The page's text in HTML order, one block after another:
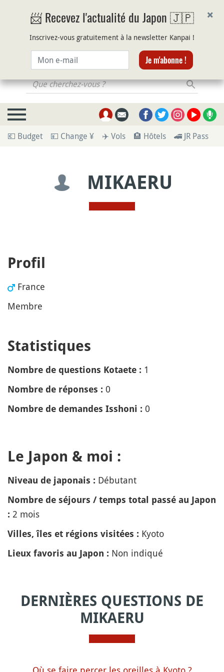
Que cherchez-vous ?
💶 Budget 💴 Change ¥ ✈️ Vols 🏨 Hôtels 🚄 JR Pass
MIKAERU
Profil
France
Membre
Statistiques
Nombre de questions Kotaete : 1
Nombre de réponses : 0
Nombre de demandes Isshoni : 0
Le Japon & moi :
Niveau de japonais : Débutant
Nombre de séjours / temps total passé au Japon
: 2 mois
Villes, îles et régions visitées : Kyoto
Lieux favoris au Japon : Non indiqué
DERNIÈRES QUESTIONS DE
MIKAERU
×
📨 Recevez l'actualité du Japon 🇯🇵
Inscrivez-vous gratuitement à la newsletter Kanpai !
Je m'abonne !